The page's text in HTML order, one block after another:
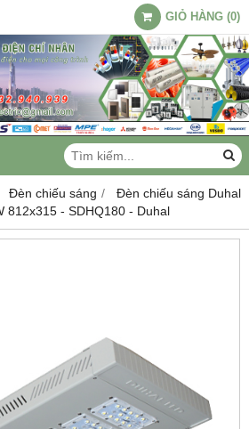
GIỎ HÀNG (0)
Đèn chiếu sáng
Đèn chiếu sáng Duhal
- SDHQ180 - Duhal